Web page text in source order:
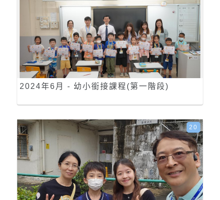
2024年6月 - 幼小銜接課程(第一階段)
20